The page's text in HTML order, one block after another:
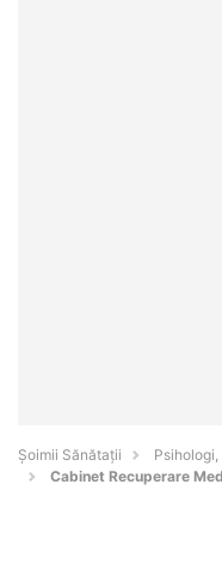
Şoimii Sănătații
Cabinet Recuperare